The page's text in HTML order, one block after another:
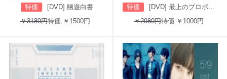
特価
[DVD] 幽遊白書
￥3180円特価:￥1500円
特価
[DVD] 最上のプロポーズ
￥2980円特価:￥1000円